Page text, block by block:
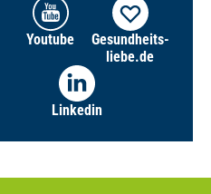
Youtube
Gesundheits­
liebe.de
Linkedin